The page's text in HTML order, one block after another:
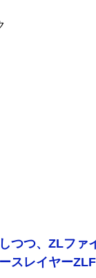
つつ、ZLファ
スレイヤーZLF